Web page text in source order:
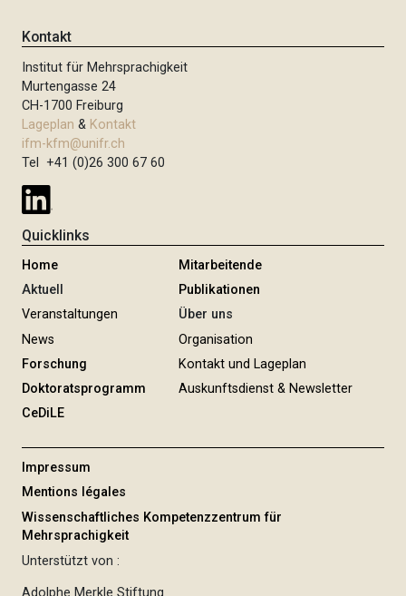
Kontakt
Institut für Mehrsprachigkeit
Murtengasse 24
CH-1700 Freiburg
Lageplan & Kontakt
ifm-kfm@unifr.ch
Tel +41 (0)26 300 67 60
Quicklinks
Home
Aktuell
Veranstaltungen
News
Forschung
Doktoratsprogramm
CeDiLE
Mitarbeitende
Publikationen
Über uns
Organisation
Kontakt und Lageplan
Auskunftsdienst & Newsletter
Impressum
Mentions légales
Wissenschaftliches Kompetenzzentrum für
Mehrsprachigkeit
Unterstützt von :